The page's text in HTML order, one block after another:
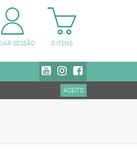
0 ITENS
SESSÃO
ACEITO